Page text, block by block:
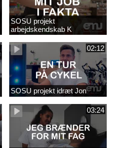
SOSU projekt
arbejdskendskab K
02:12
SOSU projekt idræt Jon
03:24